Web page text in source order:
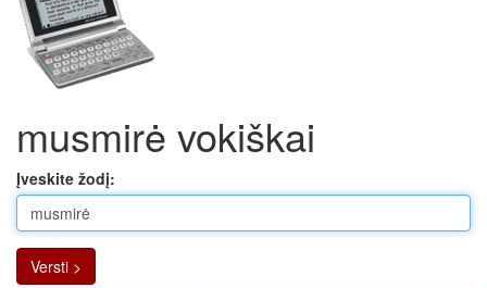
musmirė vokiškai
Įveskite žodį:
Versti >